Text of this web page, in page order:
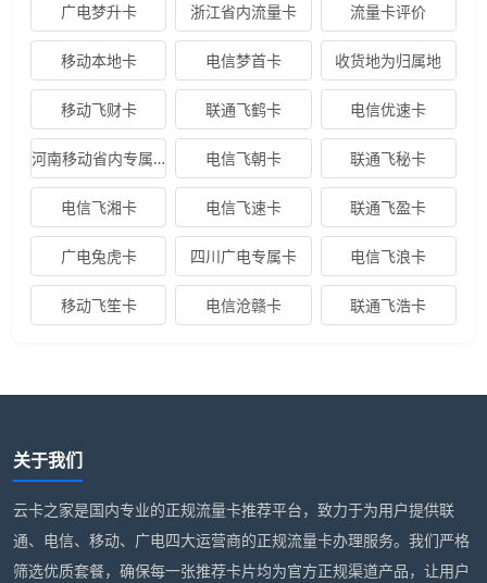
广电梦升卡 浙江省内流量卡 流量卡评价
移动本地卡 电信梦首卡 收货地为归属地
移动飞财卡 联通飞鹤卡 电信优速卡
河南移动省内专属卡 电信飞朝卡 联通飞秘卡
电信飞湘卡 电信飞速卡 联通飞盈卡
广电兔虎卡 四川广电专属卡 电信飞浪卡
移动飞笙卡 电信沧赣卡 联通飞浩卡
关于我们
云卡之家是国内专业的正规流量卡推荐平台，致力于为用户提供联
通、电信、移动、广电四大运营商的正规流量卡办理服务。我们严格
筛选优质套餐，确保每一张推荐卡片均为官方正规渠道产品，让用户